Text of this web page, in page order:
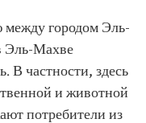
между городом Эль-
Эль-Махве
В частности, здесь
и животной
потребители из